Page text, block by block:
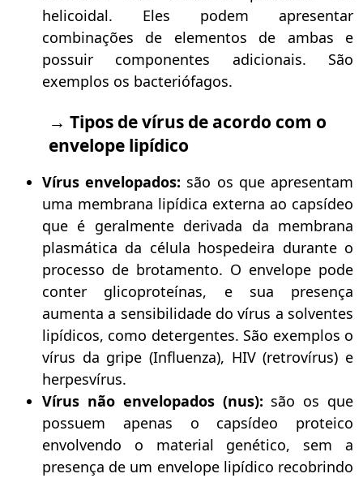
helicoidal. Eles podem apresentar
combinações de elementos de ambas e
possuir componentes adicionais. São
exemplos os bacteriófagos.
→ Tipos de vírus de acordo com o
envelope lipídico
Vírus envelopados: são os que apresentam
uma membrana lipídica externa ao capsídeo
que é geralmente derivada da membrana
plasmática da célula hospedeira durante o
processo de brotamento. O envelope pode
conter glicoproteínas, e sua presença
aumenta a sensibilidade do vírus a solventes
lipídicos, como detergentes. São exemplos o
vírus da gripe (Influenza), HIV (retrovírus) e
herpesvírus.
Vírus não envelopados (nus): são os que
possuem apenas o capsídeo proteico
envolvendo o material genético, sem a
presença de um envelope lipídico recobrindo